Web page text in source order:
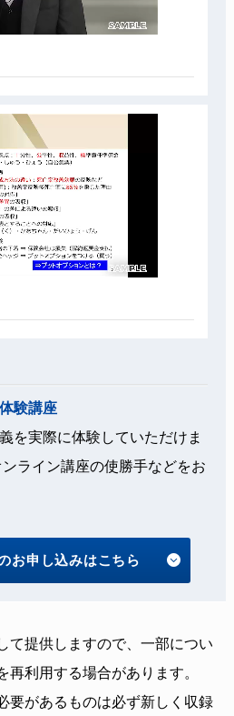
験講座
を実際に体験していただけま
ライン講座の使勝手などをお
お申し込みはこちら
て提供しますので、一部につい
利用する場合があります。
要があるものは必ず新しく収録